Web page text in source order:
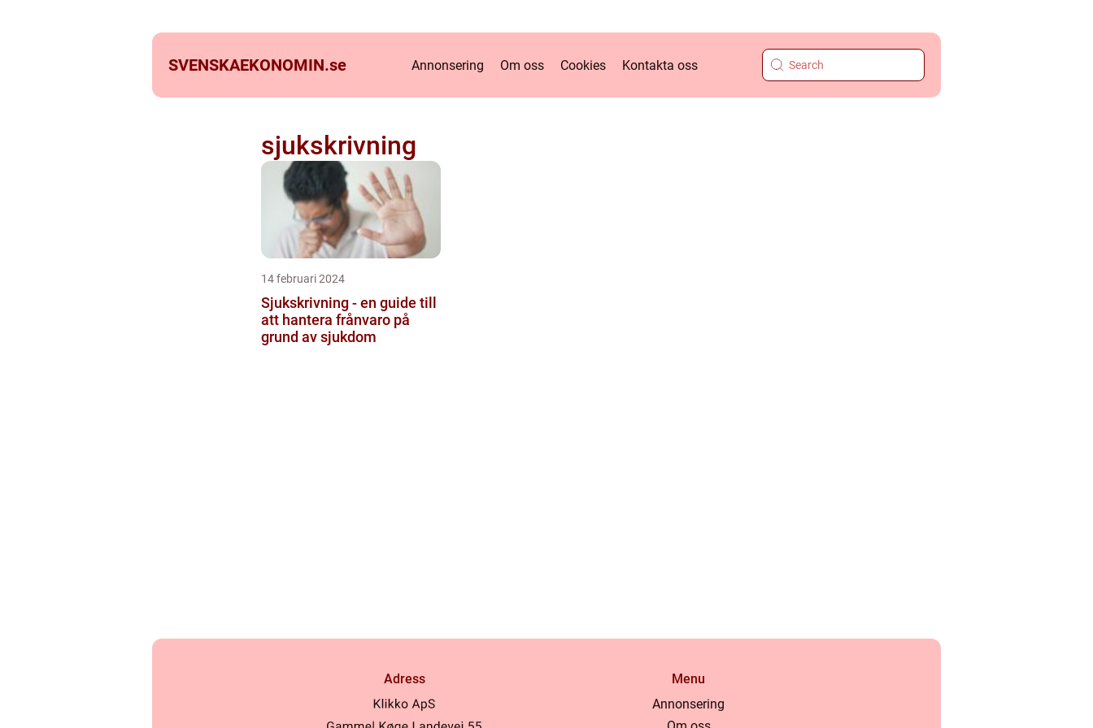
SVENSKAEKONOMIN.se Annonsering Om oss Cookies Kontakta oss
sjukskrivning
14 februari 2024
Sjukskrivning - en guide till
att hantera frånvaro på
grund av sjukdom
Adress
Menu
Annonsering